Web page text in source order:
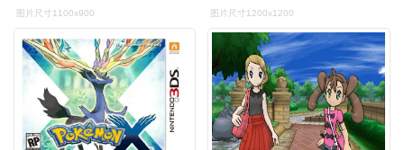
图片尺寸1100x900 图片尺寸1200x1200